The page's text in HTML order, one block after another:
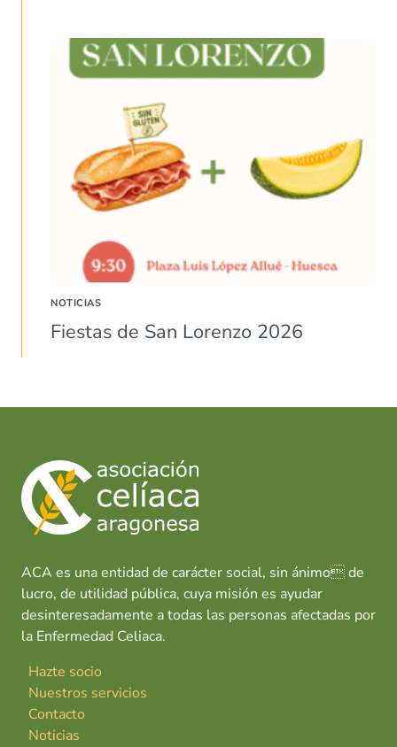
NOTICIAS
Fiestas de San Lorenzo 2026
ACA es una entidad de carácter social, sin ánimo de
lucro, de utilidad pública, cuya misión es ayudar
desinteresadamente a todas las personas afectadas por
la Enfermedad Celiaca.
Hazte socio
Nuestros servicios
Contacto
Noticias